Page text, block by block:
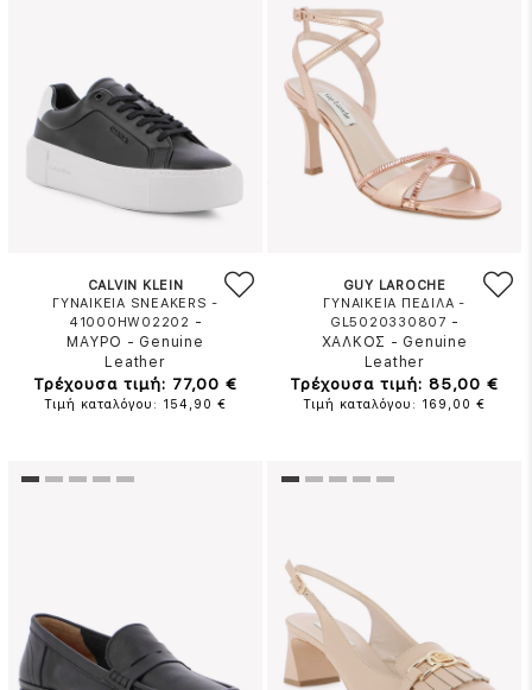
CALVIN KLEIN
ΓΥΝΑΙΚΕΙΑ SNEAKERS -
41000HW02202 -
ΜΑΥΡΟ - Genuine
Leather
Τρέχουσα τιμή: 77,00 €
Τιμή καταλόγου: 154,90 €
GUY LAROCHE
ΓΥΝΑΙΚΕΙΑ ΠΕΔΙΛΑ -
GL5020330807 -
ΧΑΛΚΟΣ - Genuine
Leather
Τρέχουσα τιμή: 85,00 €
Τιμή καταλόγου: 169,00 €